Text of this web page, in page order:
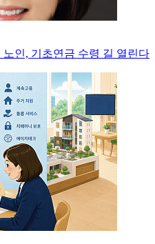
인, 기초연금 수령 길 열린다